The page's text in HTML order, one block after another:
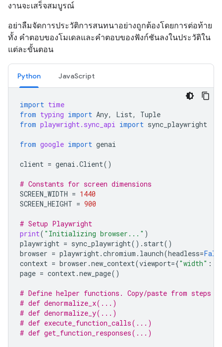
งานจะเสร็จสมบูรณ์
อย่าลืมจัดการประวัติการสนทนาอย่างถูกต้องโดยการต่อท้าย
ทั้ง คำตอบของโมเดลและคำตอบของฟังก์ชันลงในประวัติใน
แต่ละขั้นตอน
Python JavaScript
import time
from typing import Any, List,
Tuple
from playwright.sync_api import sync_playwright
from google import genai
client = genai .Client()
# Constants for screen dimensions
SCREEN_WIDTH = 1440
SCREEN_HEIGHT = 900
# Setup Playwright
print( "Initializing browser..." )
playwright = sync_playwright() . start()
browser = playwright.chromium . launch(headless=
context = browser .new_context(viewport={"width" :
page = context.new_page()
# Define helper functions. Copy/paste from steps 3
# def denormalize_x(...)
# def denormalize_y(...)
# def execute_function_calls(...)
# def get_function_responses(...)